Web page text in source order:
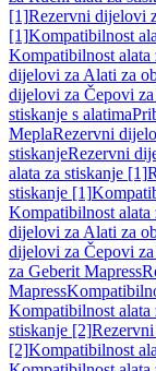
[1]Rezervni dijelovi
[1]Kompatibilnost
Kompatibilnost alata
dijelovi za Alati za
dijelovi za Čepovi
stiskanje s alatima
MeplaRezervni
stiskanjeRezervni
alata za stiskanje [1]
stiskanje [1]
Kompatibilnost alata
dijelovi za Alati za
dijelovi za Čepovi
za Geberit Mapress
Mapress
Kompatibilnost alata
stiskanje [2]
[2]Kompatibilnost